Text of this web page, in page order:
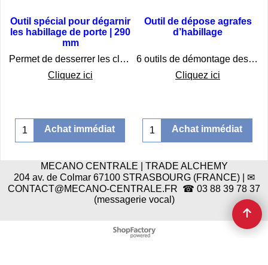
Outil spécial pour dégarnir
les habillage de porte | 290
mm
€16.75
Outil de dépose agrafes
€23.75
MECANO CENTRALE | TRADE ALCHEMY
204 av. de Colmar 67100 STRASBOURG (FRANCE) | ✉
CONTACT@MECANO-CENTRALE.FR ☎ 03 88 39 78 37
(messagerie vocal)
Boutique en ligne créés
avec le logiciel